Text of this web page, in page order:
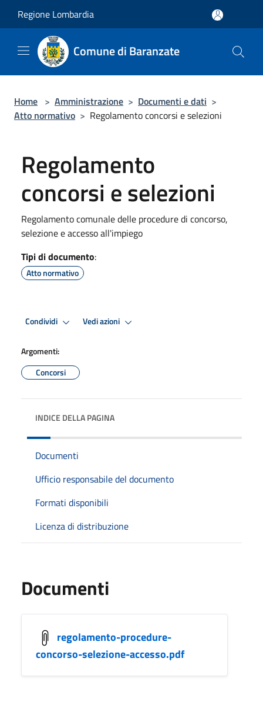
Regione Lombardia
Comune di Baranzate
Home > Amministrazione > Documenti e dati >
Atto normativo > Regolamento concorsi e selezioni
Regolamento
concorsi e selezioni
Regolamento comunale delle procedure di concorso,
selezione e accesso all'impiego
Tipi di documento:
Atto normativo
Condividi Vedi azioni
Argomenti:
Concorsi
INDICE DELLA PAGINA
Documenti
Ufficio responsabile del documento
Formati disponibili
Licenza di distribuzione
Documenti
regolamento-procedure-
concorso-selezione-accesso.pdf